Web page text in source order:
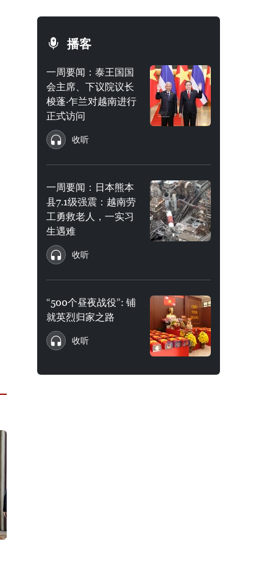
播客
一周要闻：泰王国国
会主席、下议院议长
梭蓬·乍兰对越南进行
正式访问
收听
一周要闻：日本熊本
县7.1级强震：越南劳
工勇救老人，一实习
生遇难
收听
“500个昼夜战役”: 铺
就英烈归家之路
收听